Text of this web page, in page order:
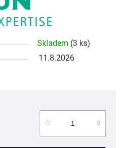
Skladem (3 ks)
11.8.2026